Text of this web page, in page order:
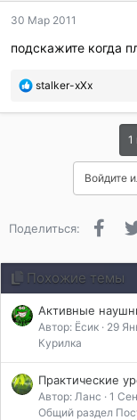
а
и
и
30 Мар 2011
подскажите когда
П
б
р
л
и
:
stalker-xXx
1
Войдите
Поделиться:
Похожие темы
Активные
Автор: Ёсик 29
Курилка
Практические
Автор: Ланс 1
Общий раздел